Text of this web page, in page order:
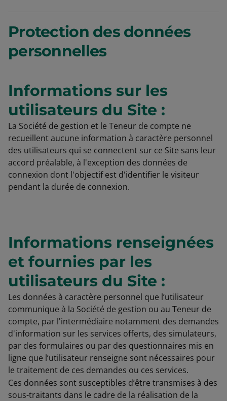
Protection des données
personnelles
Informations sur les
utilisateurs du Site :
La Société de gestion et le Teneur de compte ne
recueillent aucune information à caractère personnel
des utilisateurs qui se connectent sur ce Site sans leur
accord préalable, à l'exception des données de
connexion dont l'objectif est d'identifier le visiteur
pendant la durée de connexion.
Informations renseignées
et fournies par les
utilisateurs du Site :
Les données à caractère personnel que l’utilisateur
communique à la Société de gestion ou au Teneur de
compte, par l'intermédiaire notamment des demandes
d'information sur les services offerts, des simulateurs,
par des formulaires ou par des questionnaires mis en
ligne que l’utilisateur renseigne sont nécessaires pour
le traitement de ces demandes ou ces services.
Ces données sont susceptibles d’être transmises à des
sous-traitants dans le cadre de la réalisation de la